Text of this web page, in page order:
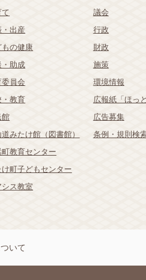
て
・出産
もの健康
・助成
委員会
・教育
館
みたけ館（図書館）
町教育センター
け町子どもセンター
シス教室
議会
行政
財政
施策
環境情報
広報紙「ほっ
広告募集
条例・規則検
いて